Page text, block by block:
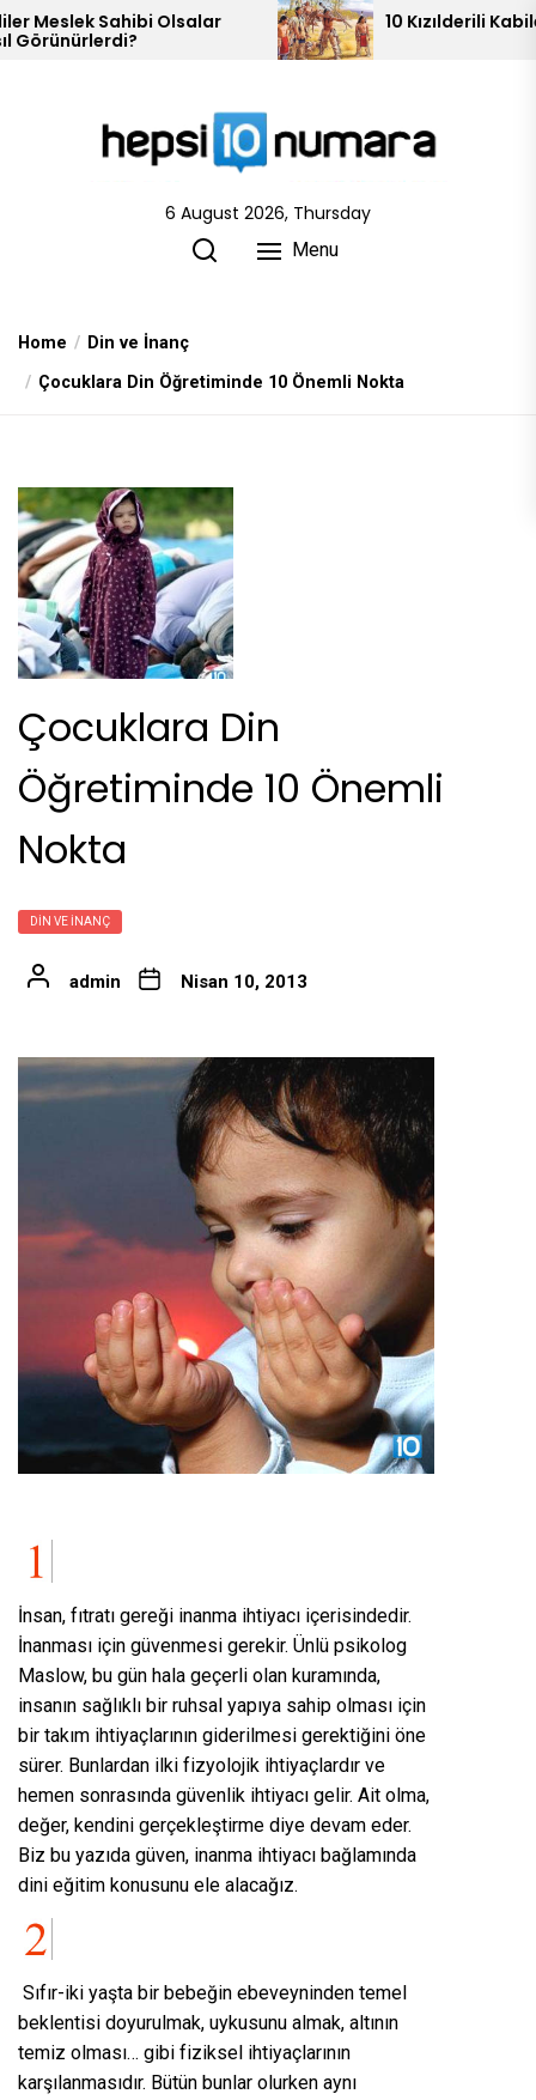
Skip
to
10 Kızılderili Kabilesi
6 August 2026, Thursday
Menu
Home
Din ve İnanç
Çocuklara Din Öğretiminde 10 Önemli Nokta
Çocuklara Din
Öğretiminde 10 Önemli
Nokta
DIN VE İNANÇ
admin Nisan 10, 2013
İnsan, fıtratı gereği inanma ihtiyacı içerisindedir.
İnanması için güvenmesi gerekir. Ünlü psikolog
Maslow, bu gün hala geçerli olan kuramında,
insanın sağlıklı bir ruhsal yapıya sahip olması için
bir takım ihtiyaçlarının giderilmesi gerektiğini öne
sürer. Bunlardan ilki fizyolojik ihtiyaçlardır ve
hemen sonrasında güvenlik ihtiyacı gelir. Ait olma,
değer, kendini gerçekleştirme diye devam eder.
Biz bu yazıda güven, inanma ihtiyacı bağlamında
dini eğitim konusunu ele alacağız.
Sıfır-iki yaşta bir bebeğin ebeveyninden temel
beklentisi doyurulmak, uykusunu almak, altının
temiz olması… gibi fiziksel ihtiyaçlarının
karşılanmasıdır. Bütün bunlar olurken aynı